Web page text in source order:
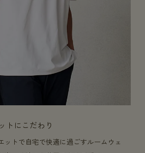
トにこだわり
ットで自宅で快適に過ごすルームウェ